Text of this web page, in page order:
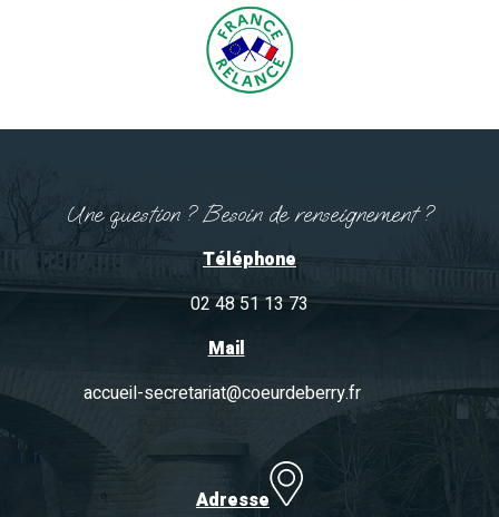
Une question ? Besoin de renseignement ?
Téléphone
02 48 51 13 73
Mail
accueil-secretariat@coeurdeberry.fr
Adresse